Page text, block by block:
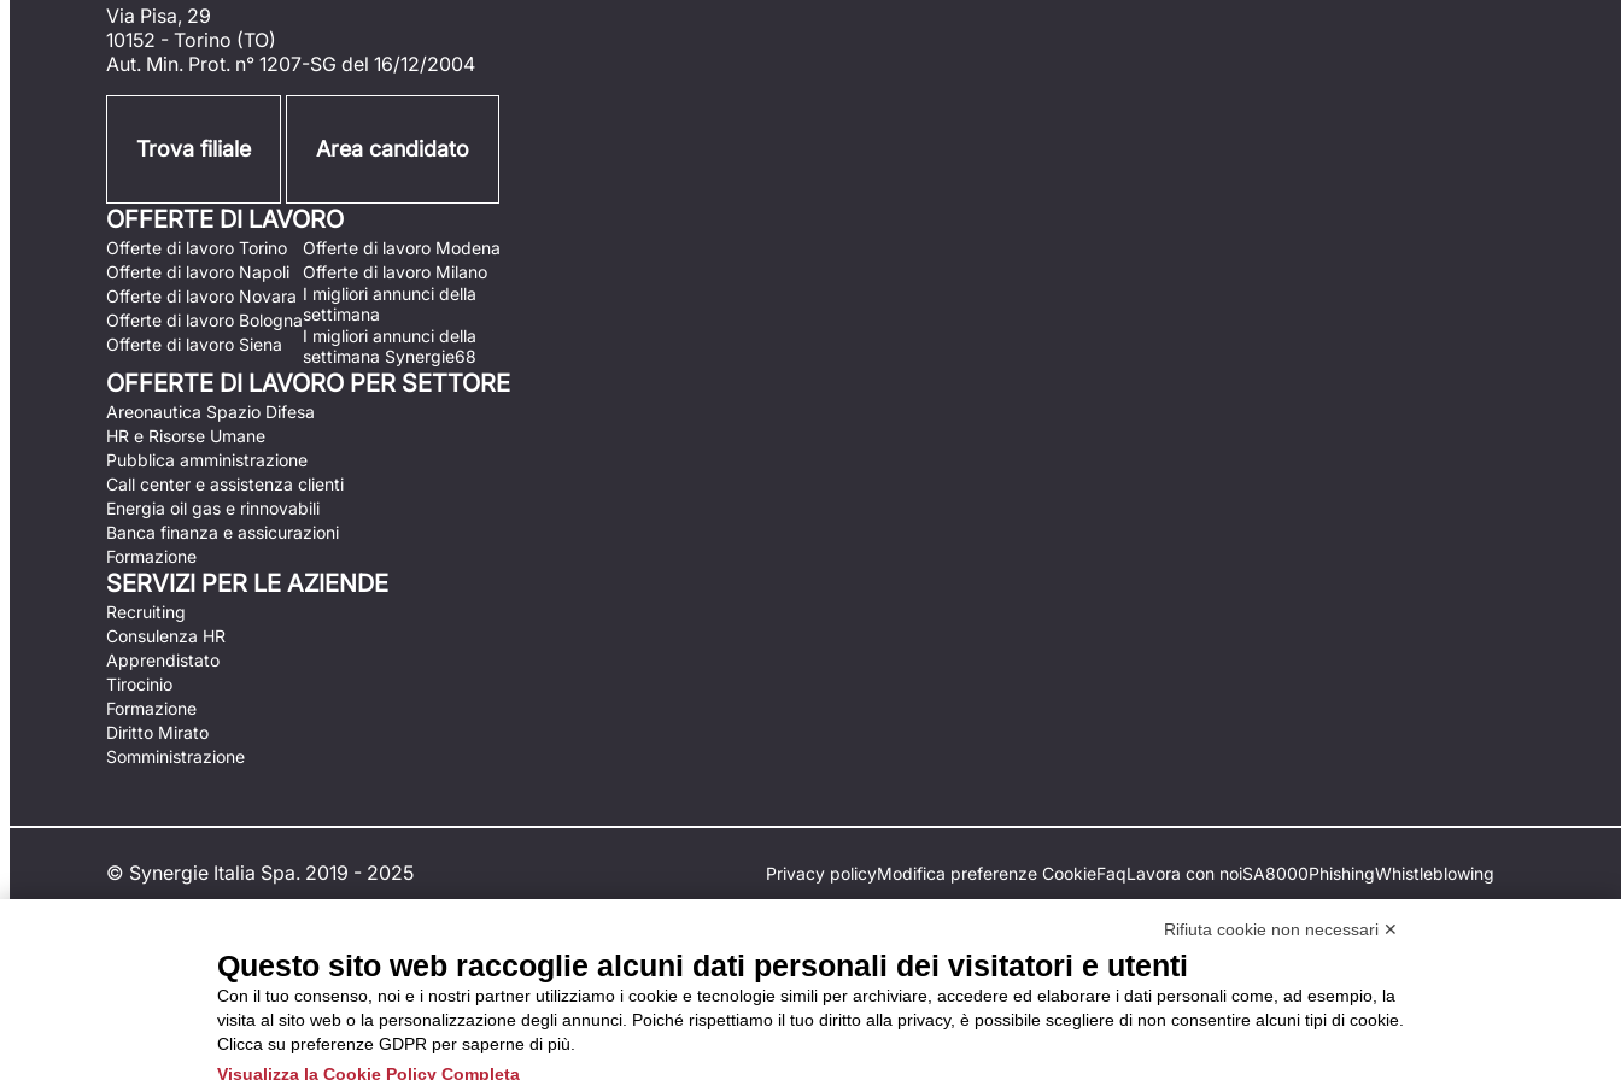
Via Pisa, 29
10152 - Torino (TO)
Aut. Min. Prot. n° 1207-SG del 16/12/2004
Trova filiale Area candidato
OFFERTE DI LAVORO
Offerte di lavoro Torino
Offerte di lavoro Napoli
Offerte di lavoro Novara
Offerte di lavoro Bologna
Offerte di lavoro Siena
Offerte di lavoro Modena
Offerte di lavoro Milano
I migliori annunci della
settimana
I migliori annunci della
settimana Synergie68
OFFERTE DI LAVORO PER SETTORE
Areonautica Spazio Difesa
HR e Risorse Umane
Pubblica amministrazione
Call center e assistenza clienti
Energia oil gas e rinnovabili
Banca finanza e assicurazioni
Formazione
SERVIZI PER LE AZIENDE
Recruiting
Consulenza HR
Apprendistato
Tirocinio
Formazione
Diritto Mirato
Somministrazione
© Synergie Italia Spa. 2019 - 2025 Privacy policyModifica preferenze CookieFaqLavora con noiSA8000PhishingWhistleblowing
Rifiuta cookie non necessari ✕
Questo sito web raccoglie alcuni dati personali dei visitatori e utenti
Con il tuo consenso, noi e i nostri partner utilizziamo i cookie e tecnologie simili per archiviare, accedere ed elaborare i dati personali come, ad esempio, la
visita al sito web o la personalizzazione degli annunci. Poiché rispettiamo il tuo diritto alla privacy, è possibile scegliere di non consentire alcuni tipi di cookie.
Clicca su preferenze GDPR per saperne di più.
Visualizza la Cookie Policy Completa